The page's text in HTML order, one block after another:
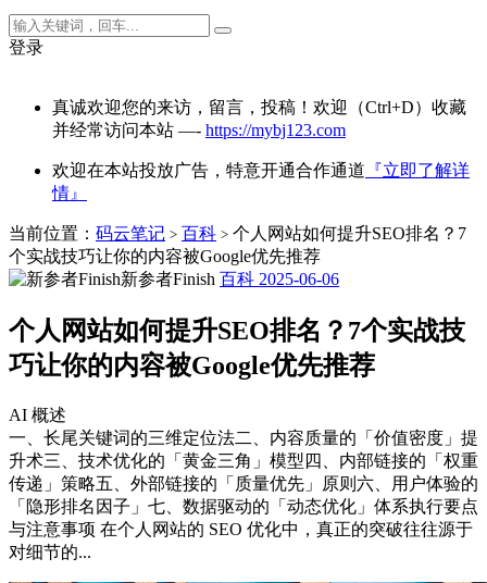
登录
真诚欢迎您的来访，留言，投稿！欢迎（Ctrl+D）收藏
并经常访问本站 —- https://mybj123.com
欢迎在本站投放广告，特意开通合作通道 『立即了解详
情』
当前位置： 码云笔记 > 百科 > 个人网站如何提升SEO排名？7
个实战技巧让你的内容被Google优先推荐
新参者Finish 百科 2025-06-06
个人网站如何提升SEO排名？7个实战技
巧让你的内容被Google优先推荐
AI 概述
一、长尾关键词的三维定位法二、内容质量的「价值密度」提
升术三、技术优化的「黄金三角」模型四、内部链接的「权重
传递」策略五、外部链接的「质量优先」原则六、用户体验的
「隐形排名因子」七、数据驱动的「动态优化」体系执行要点
与注意事项 在个人网站的 SEO 优化中，真正的突破往往源于
对细节的...